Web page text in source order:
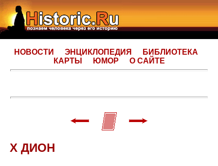
НОВОСТИ ЭНЦИКЛОПЕДИЯ
БИБЛИОТЕКА
КАРТЫ
ЮМОР О САЙТЕ
X ДИОН